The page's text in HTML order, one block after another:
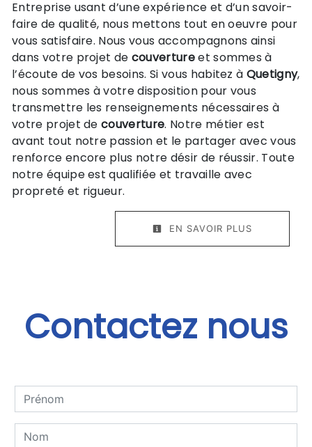
Entreprise usant d’une expérience et d’un savoir-
faire de qualité, nous mettons tout en oeuvre pour
vous satisfaire. Nous vous accompagnons ainsi
dans votre projet de couvertureet sommes à
l’écoute de vos besoins. Si vous habitez à Quetigny,
nous sommes à votre disposition pour vous
transmettre les renseignements nécessaires à
votre projet decouverture. Notre métier est
avant tout notre passion et le partager avec vous
renforce encore plus notre désir de réussir. Toute
notre équipe est qualifiée et travaille avec
propreté et rigueur.
EN SAVOIR PLUS
Contactez nous